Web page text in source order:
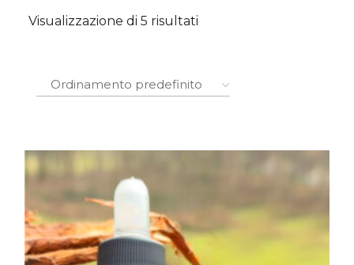
Visualizzazione di 5 risultati
Ordinamento predefinito